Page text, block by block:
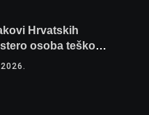
Hrvatskih
osoba teško
žena na intenzivnoj